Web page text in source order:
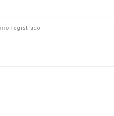
registrado